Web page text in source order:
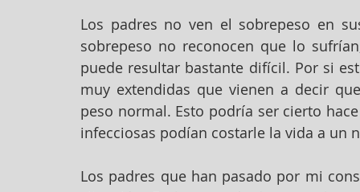
Los padres no ven el sobrepeso en
sobrepeso no reconocen que lo
puede resultar bastante difícil. Por si
muy extendidas que vienen a decir
peso normal. Esto podría ser cierto
infecciosas podían costarle la vida a un
Los padres que han pasado por mi